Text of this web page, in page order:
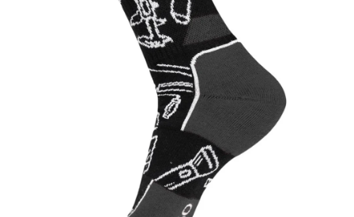
Chránená dielňa
Pre firmy
Doprava, platba a zľavy
Potlač lôg
Kto sme
Reklamačný poriadok
Formulár na vrátenie tovaru /odstúpenie od zmluvy
Zásady ochrany osobných údajov
Pravidlá a nastavenia cookies
Moja objednávka